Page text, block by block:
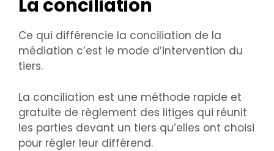
La conciliation
Ce qui différencie la conciliation de la
médiation c’est le mode d’intervention du
tiers.
La conciliation est une méthode rapide et
gratuite de règlement des litiges qui réunit
les parties devant un tiers qu’elles ont choisi
pour régler leur différend.